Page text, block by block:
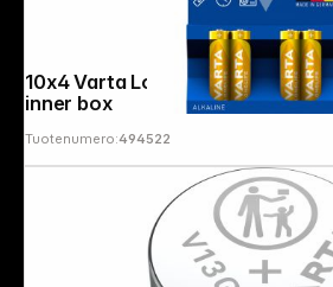
10x4 Varta Longlife Extra Micro AAA LR 03 PU
inner box
Tuotenumero:494522